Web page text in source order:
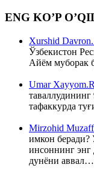
ENG KO’P
Xurshid Davron.
Ўзбекистон
Айём
Umar
тафаккурда
Mirzohid
имкон беради?
инсоннинг энг
дунёни аввал…